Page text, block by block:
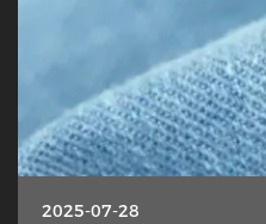
2025-07-28